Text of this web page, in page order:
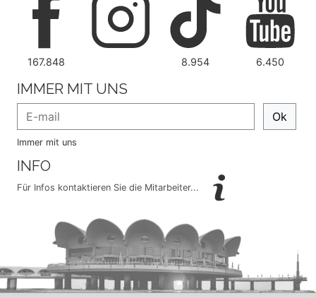
167.848 8.954 6.450
IMMER MIT UNS
Ok
Immer mit uns
INFO
Für Infos kontaktieren Sie die Mitarbeiter...